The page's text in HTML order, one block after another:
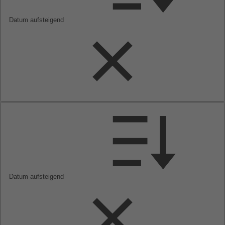
Datum aufsteigend
Datum aufsteigend